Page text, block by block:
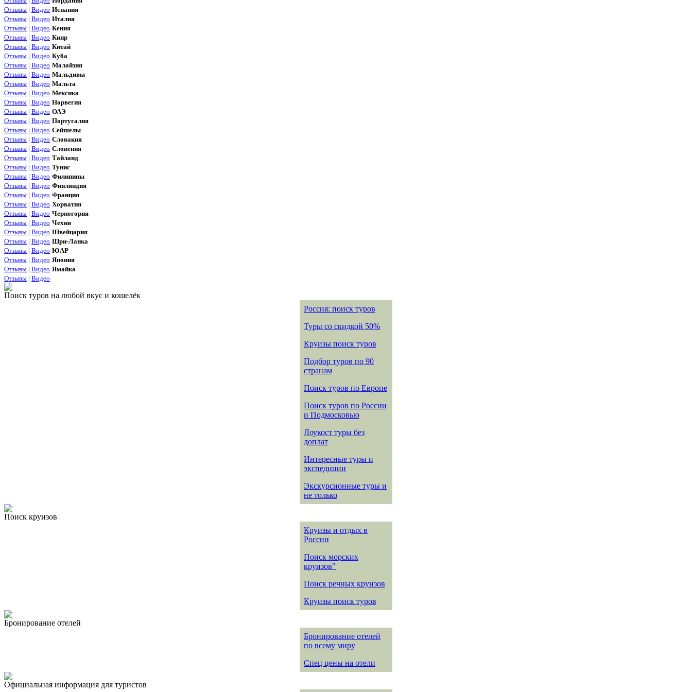
Отзывы | Видео Испания
Отзывы | Видео Италия
Отзывы | Видео Кения
Отзывы | Видео Кипр
Отзывы | Видео Китай
Отзывы | Видео Куба
Отзывы | Видео Малайзия
Отзывы | Видео Мальдивы
Отзывы | Видео Мальта
Отзывы | Видео Мексика
Отзывы | Видео Норвегия
Отзывы | Видео ОАЭ
Отзывы | Видео Португалия
Отзывы | Видео Сейшелы
Отзывы | Видео Словакия
Отзывы | Видео Словения
Отзывы | Видео Тайланд
Отзывы | Видео Тунис
Отзывы | Видео Филипины
Отзывы | Видео Финляндия
Отзывы | Видео Франция
Отзывы | Видео Хорватия
Отзывы | Видео Черногория
Отзывы | Видео Чехия
Отзывы | Видео Швейцария
Отзывы | Видео Шри-Ланка
Отзывы | Видео ЮАР
Отзывы | Видео Япония
Отзывы | Видео Ямайка
Отзывы | Видео
Поиск туров на любой вкус и кошелёк
Россия: поиск туров
Туры со скидкой 50%
Круизы поиск туров
Подбор туров по 90
странам
Поиск туров по Европе
Поиск туров по России
и Подмосковью
Лоукост туры без
доплат
Интересные туры и
экспедиции
Экскурсионные туры и
не только
Поиск круизов
Круизы и отдых в
России
Поиск морских
круизов"
Поиск речных круизов
Круизы поиск туров
Бронирование отелей
Бронирование отелей
по всему миру
Спец цены на отели
Официальная информация для туристов